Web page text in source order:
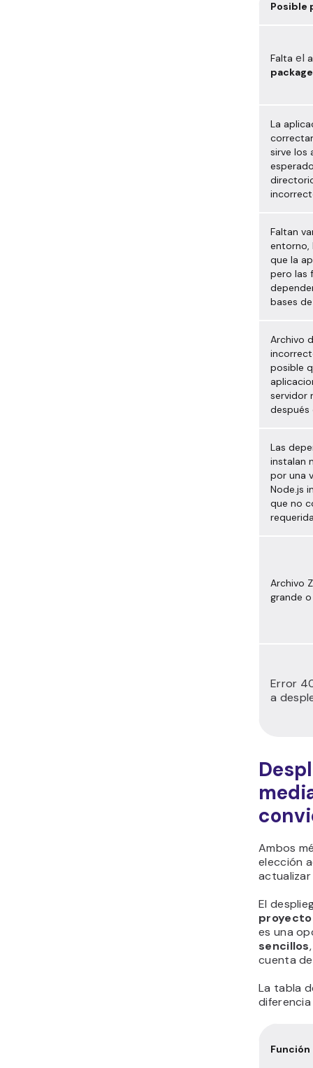
Posible
Falta el
La
sirve los
Faltan
entorno,
que la
pero las
bases
Archivo
posible
servidor
después
Las
instalan
por una
Node.js
que no
Archivo
grande
Error
a
Ambos
elección
actualizar
El
es una
sencillos
cuenta
La tabla
diferencia
Función